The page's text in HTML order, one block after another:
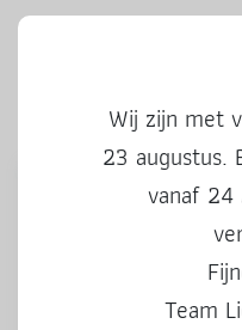
Ook
Wij zijn met
23 augustus.
vanaf 24
Team